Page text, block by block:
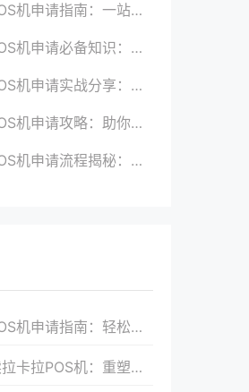
：一站式解决商户支付升级、智能化与创新需求
知识：全面了解政策、市场、技术与创新趋势
：如何借助支付创新技术提升商户运营效益与效率
助你打造个性化、差异化支付体验以提升竞争力
揭秘：紧跟支付技术创新步伐，抢占市场先机
申请指南：轻松接入移动支付
拉POS机：重塑支付生态